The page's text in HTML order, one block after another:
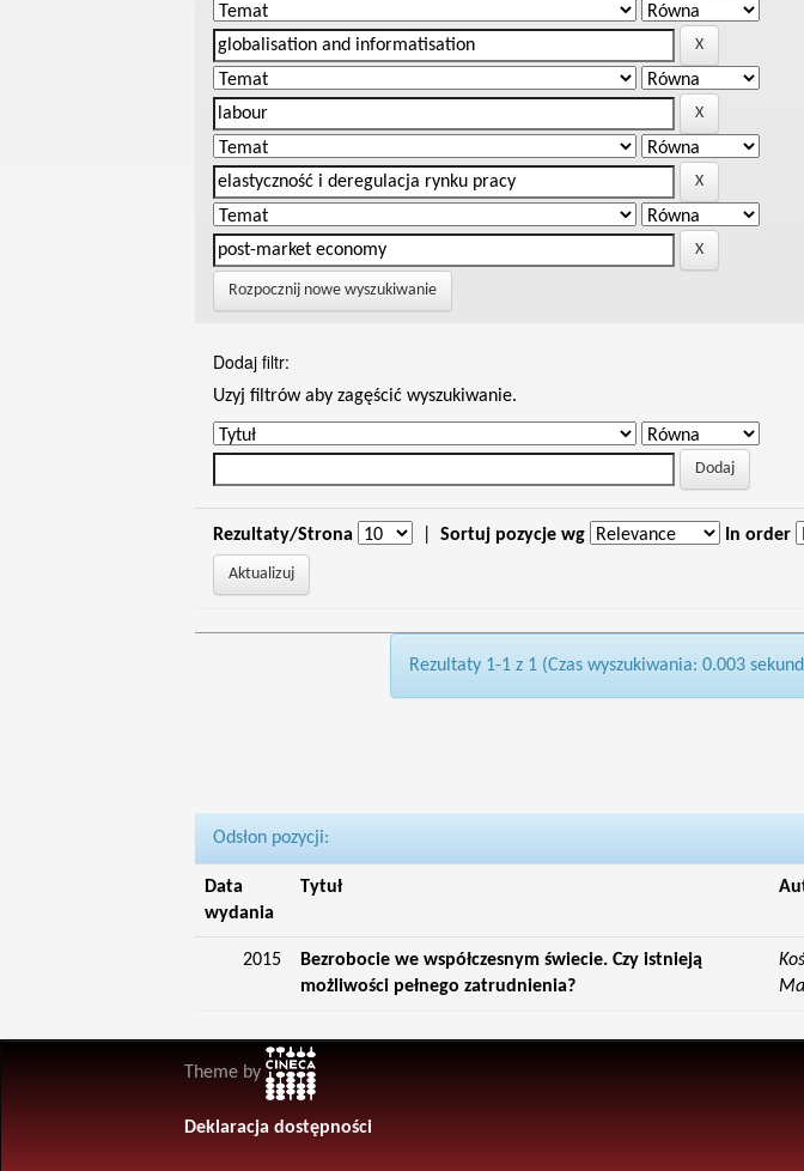
Rozpocznij nowe wyszukiwanie
Dodaj filtr:
Uzyj filtrów aby zagęścić wyszukiwanie.
Rezultaty/Strona Sortuj pozycje wg In order
Rezultaty 1-1 z 1 (Czas wyszukiwania: 0.003
Odsłon pozycji:
Data
wydania
Tytuł
2015
Bezrobocie we współczesnym świecie. Czy istnieją
możliwości pełnego zatrudnienia?
Theme by
Deklaracja dostępności